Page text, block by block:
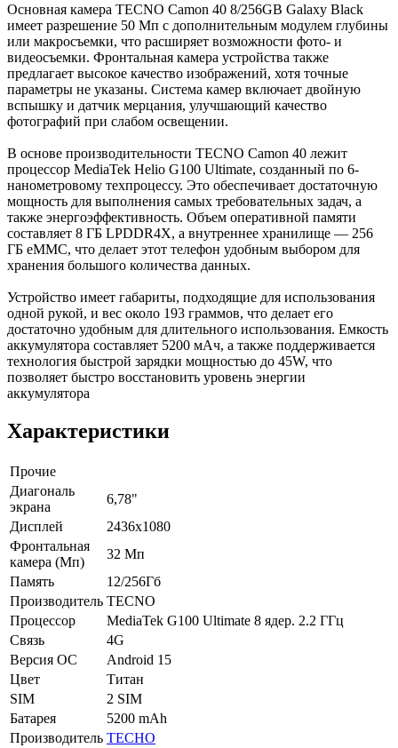
Основная камера TECNO Camon 40 8/256GB Galaxy Black
имеет разрешение 50 Мп с дополнительным модулем глубины
или макросъемки, что расширяет возможности фото- и
видеосъемки. Фронтальная камера устройства также
предлагает высокое качество изображений, хотя точные
параметры не указаны. Система камер включает двойную
вспышку и датчик мерцания, улучшающий качество
фотографий при слабом освещении.
В основе производительности TECNO Camon 40 лежит
процессор MediaTek Helio G100 Ultimate, созданный по 6-
нанометровому техпроцессу. Это обеспечивает достаточную
мощность для выполнения самых требовательных задач, а
также энергоэффективность. Объем оперативной памяти
составляет 8 ГБ LPDDR4X, а внутреннее хранилище — 256
ГБ eMMC, что делает этот телефон удобным выбором для
хранения большого количества данных.
Устройство имеет габариты, подходящие для использования
одной рукой, и вес около 193 граммов, что делает его
достаточно удобным для длительного использования. Емкость
аккумулятора составляет 5200 мАч, а также поддерживается
технология быстрой зарядки мощностью до 45W, что
позволяет быстро восстановить уровень энергии
аккумулятора
Характеристики
Прочие
Диагональ
экрана
6,78"
Дисплей
2436x1080
Фронтальная
камера (Мп)
32 Мп
Память
12/256Гб
Производитель TECNO
Процессор
MediaTek G100 Ultimate 8 ядер. 2.2 ГГц
Связь
4G
Версия ОС
Android 15
Цвет
Титан
SIM
2 SIM
Батарея
5200 mAh
Производитель TECHO